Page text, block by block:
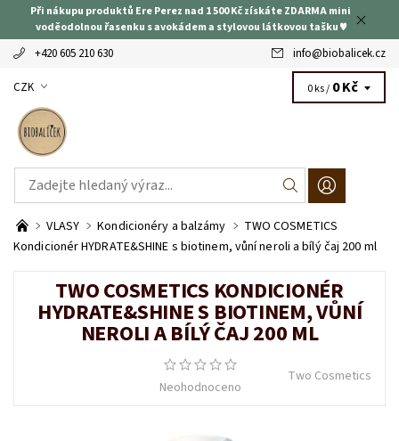
Při nákupu produktů Ere Perez nad 1 500 Kč získáte ZDARMA mini
voděodolnou řasenku s avokádem a stylovou látkovou tašku ♥
+420 605 210 630 info@biobalicek.cz
CZK 0 ks / 0 Kč
VLASY Kondicionéry a balzámy
TWO COSMETICS
Kondicionér HYDRATE&SHINE s biotinem, vůní neroli a bílý čaj 200 ml
TWO COSMETICS KONDICIONÉR
HYDRATE&SHINE S BIOTINEM, VŮNÍ
NEROLI A BÍLÝ ČAJ 200 ML
Neohodnoceno
Two Cosmetics